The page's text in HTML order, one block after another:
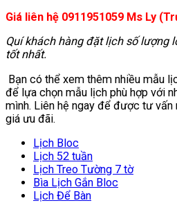
Giá liên hệ 0911951059 Ms Ly
Quí khách hàng đặt lịch số lượng
tốt nhất.
Bạn có thể xem thêm nhiều mẫu
để lựa chọn mẫu lịch phù hợp với
mình. Liên hệ ngay để được tư
giá ưu đãi.
Lịch Bloc
Lịch 52 tuần
Lịch Treo Tường 7 tờ
Bìa Lịch Gắn Bloc
Lịch Để Bàn